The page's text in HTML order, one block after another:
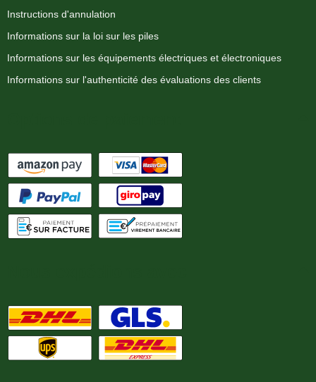
Instructions d'annulation
Informations sur la loi sur les piles
Informations sur les équipements électriques et électroniques
Informations sur l'authenticité des évaluations des clients